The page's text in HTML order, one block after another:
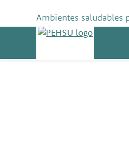
content
Ambientes saludables
PEHSU